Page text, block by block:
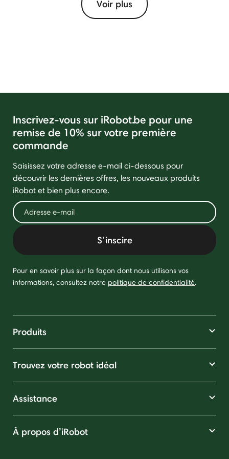
Voir plus
Inscrivez-vous sur iRobot.be pour une
remise de 10% sur votre première
commande
Saisissez votre adresse e-mail ci-dessous pour
découvrir les dernières offres, les nouveaux produits
iRobot et bien plus encore.
S'inscire
Pour en savoir plus sur la façon dont nous utilisons vos
informations, consultez notre politique de confidentialité.
Produits
Trouvez votre robot idéal
Assistance
À propos d’iRobot